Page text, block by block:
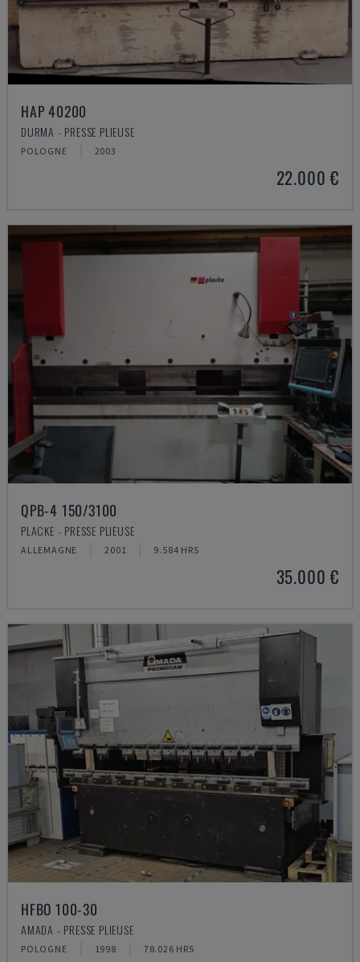
HAP 40200
DURMA - PRESSE PLIEUSE
POLOGNE 2003
22.000 €
QPB-4 150/3100
PLACKE - PRESSE PLIEUSE
ALLEMAGNE 2001 9.584 HRS
35.000 €
HFBO 100-30
AMADA - PRESSE PLIEUSE
POLOGNE 1998 78.026 HRS